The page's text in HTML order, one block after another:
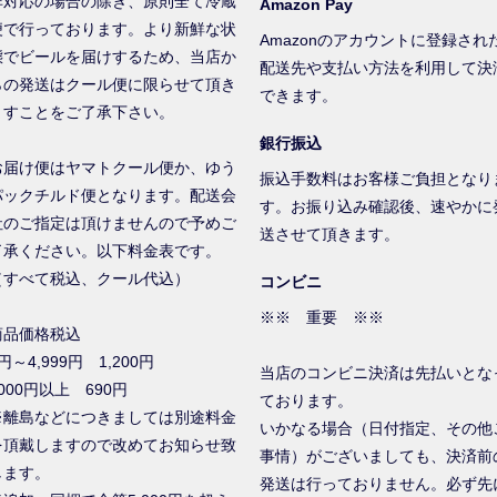
で行っております。より新鮮な状
でビールを届けするため、当店か
の発送はクール便に限らせて頂き
ことをご了承下さい。
届け便はヤマトクール便か、ゆう
ックチルド便となります。配送会
のご指定は頂けませんので予めご
ください。以下料金表です。
べて税込、クール代込）
品価格税込
～4,999円 1,200円
円以上 690円
島などにつきましては別途料金
頂戴しますので改めてお知らせ致
す。
Amazon Pay
Amazonのアカウントに登録され
配送先や支払い方法を利用して決
できます。
銀行振込
振込手数料はお客様ご負担となり
す。お振り込み確認後、速やかに
送させて頂きます。
コンビニ
※※ 重要 ※※
当店のコンビニ決済は先払いとな
ております。
いかなる場合（日付指定、その他
事情）がございましても、決済前
発送は行っておりません。必ず先